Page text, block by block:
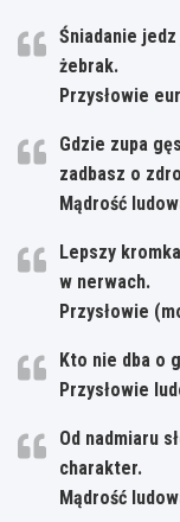
Śniadanie
żebrak.
Przysłowie
Gdzie zupa
zadbasz o
Mądrość
Lepszy
w nerwach.
Przysłowie
Kto nie dba o
Przysłowie
Od nadmiaru
charakter.
Mądrość